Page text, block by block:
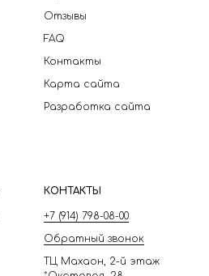
Отзывы
FAQ
Контакты
Карта сайта
Разработка сайта
КОНТАКТЫ
+7 (914) 798-08-00
Обратный звонок
ТЦ Махаон, 2-й этаж